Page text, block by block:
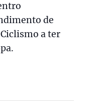
de
a ter